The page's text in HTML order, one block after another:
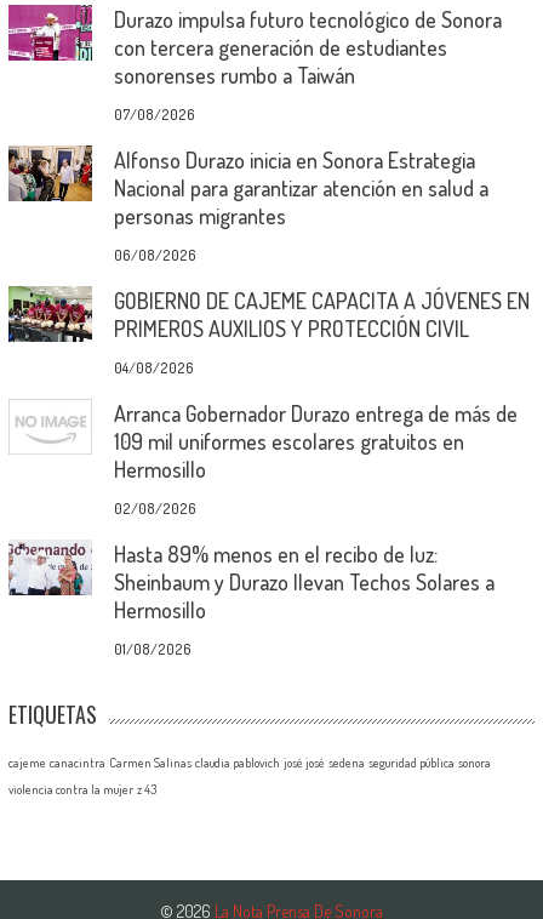
Durazo impulsa futuro tecnológico de Sonora
con tercera generación de estudiantes
sonorenses rumbo a Taiwán
07/08/2026
Alfonso Durazo inicia en Sonora Estrategia
Nacional para garantizar atención en salud a
personas migrantes
06/08/2026
GOBIERNO DE CAJEME CAPACITA A JÓVENES EN
PRIMEROS AUXILIOS Y PROTECCIÓN CIVIL
04/08/2026
Arranca Gobernador Durazo entrega de más de
109 mil uniformes escolares gratuitos en
Hermosillo
02/08/2026
Hasta 89% menos en el recibo de luz:
Sheinbaum y Durazo llevan Techos Solares a
Hermosillo
01/08/2026
ETIQUETAS
cajeme canacintra Carmen Salinas claudia pablovich josé josé sedena seguridad pública sonora
violencia contra la mujer z 43
© 2026 La Nota Prensa De Sonora